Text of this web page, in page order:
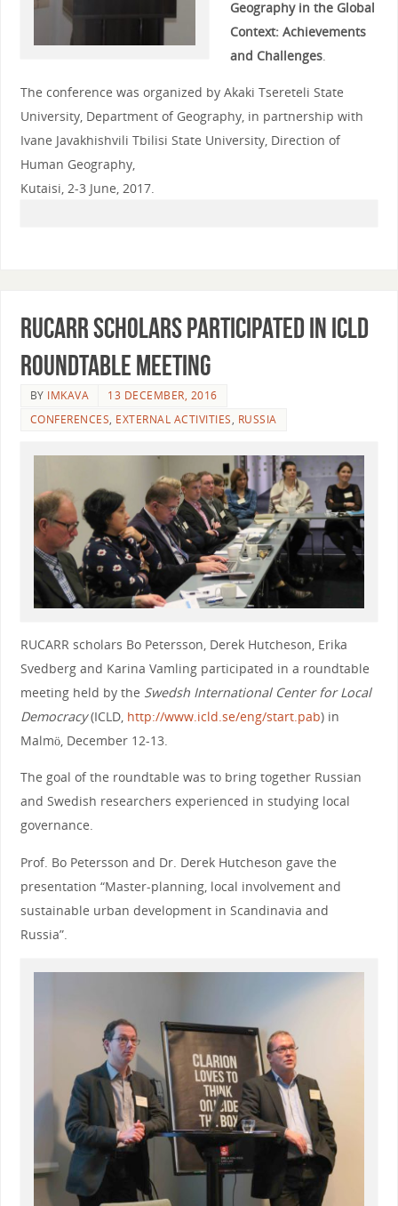
Geography in the Global
Context: Achievements
and Challenges.
The conference was organized by Akaki Tsereteli State
University, Department of Geography, in partnership with
Ivane Javakhishvili Tbilisi State University, Direction of
Human Geography,
Kutaisi, 2-3 June, 2017.
RUCARR scholars participated in ICLD
roundtable meeting
BY IMKAVA
13 DECEMBER, 2016
CONFERENCES, EXTERNAL ACTIVITIES, RUSSIA
RUCARR scholars Bo Petersson, Derek Hutcheson, Erika
Svedberg and Karina Vamling participated in a roundtable
meeting held by the Swedsh International Center for Local
Democracy(ICLD, http://www.icld.se/eng/start.pab) in
Malmö, December 12-13.
The goal of the roundtable was to bring together Russian
and Swedish researchers experienced in studying local
governance.
Prof. Bo Petersson and Dr. Derek Hutcheson gave the
presentation “Master-planning, local involvement and
sustainable urban development in Scandinavia and
Russia”.